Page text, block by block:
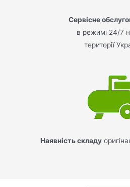
Сервісне
в режимі 24/7
території
Наявність складу